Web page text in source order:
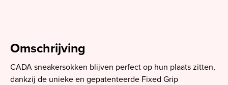
Omschrijving
CADA sneakersokken blijven perfect op hun plaats zitten,
dankzij de unieke en gepatenteerde Fixed Grip